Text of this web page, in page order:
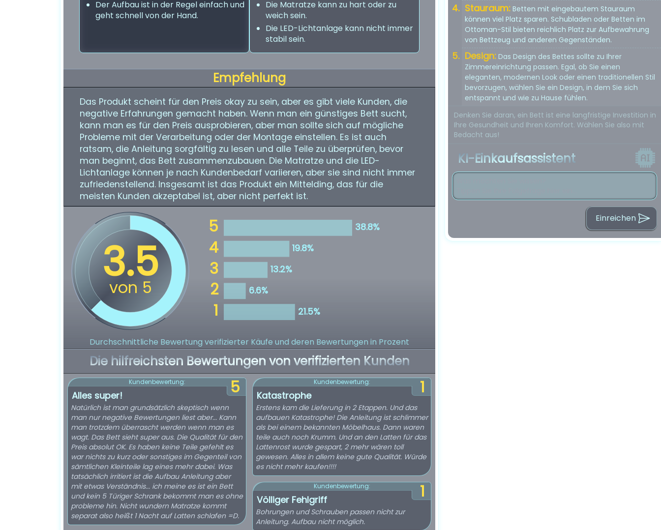
Der Aufbau ist in der Regel einfach und
geht schnell von der Hand.
Die Matratze kann zu hart oder zu
weich sein.
Die LED-Lichtanlage kann nicht immer
stabil sein.
Empfehlung
Das Produkt scheint für den Preis okay zu sein, aber es gibt viele Kunden, die
negative Erfahrungen gemacht haben. Wenn man ein günstiges Bett sucht,
kann man es für den Preis ausprobieren, aber man sollte sich auf mögliche
Probleme mit der Verarbeitung oder der Montage einstellen. Es ist auch
ratsam, die Anleitung sorgfältig zu lesen und alle Teile zu überprüfen, bevor
man beginnt, das Bett zusammenzubauen. Die Matratze und die LED-
Lichtanlage können je nach Kundenbedarf variieren, aber sie sind nicht immer
zufriedenstellend. Insgesamt ist das Produkt ein Mittelding, das für die
meisten Kunden akzeptabel ist, aber nicht perfekt ist.
Durchschnittliche Bewertung verifizierter Käufe und deren Bewertungen in Prozent
Die hilfreichsten Bewertungen von verifizierten Kunden
5
Kundenbewertung:
Alles super!
Natürlich ist man grundsätzlich skeptisch wenn
man nur negative Bewertungen liest aber... Kann
man trotzdem überrascht werden wenn man es
wagt. Das Bett sieht super aus. Die Qualität für den
Preis absolut OK. Es haben keine Teile gefehlt es
war nichts zu kurz oder sonstiges im Gegenteil von
sämtlichen Kleinteile lag eines mehr dabei. Was
tatsächlich irritiert ist die Aufbau Anleitung aber
mit etwas Verständnis... ich meine es ist ein Bett
und kein 5 Türiger Schrank bekommt man es ohne
probleme hin. Nicht wundern Matratze kommt
separat also heißt 1 Nacht auf Latten schlafen =D.
1
Kundenbewertung:
Katastrophe
Erstens kam die Lieferung in 2 Etappen. Und das
aufbauen Katastrophe! Die Anleitung ist schlimmer
als bei einem bekannten Möbelhaus. Dann waren
teile auch noch Krumm. Und an den Latten für das
Lattenrost wurde gespart, 2 mehr wären toll
gewesen. Alles in allem keine gute Qualität. Würde
es nicht mehr kaufen!!!!
1
Kundenbewertung:
Völliger Fehlgriff
Bohrungen und Schrauben passen nicht zur
Anleitung. Aufbau nicht möglich.
Stauraum: Betten mit eingebautem Stauraum
können viel Platz sparen. Schubladen oder Betten im
Ottoman-Stil bieten reichlich Platz zur Aufbewahrung
von Bettzeug und anderen Gegenständen.
Design: Das Design des Bettes sollte zu Ihrer
Zimmereinrichtung passen. Egal, ob Sie einen
eleganten, modernen Look oder einen traditionellen Stil
bevorzugen, wählen Sie ein Design, in dem Sie sich
entspannt und wie zu Hause fühlen.
Denken Sie daran, ein Bett ist eine langfristige Investition in
Ihre Gesundheit und Ihren Komfort. Wählen Sie also mit
Bedacht aus!
KI-Einkaufsassistent
Einreichen